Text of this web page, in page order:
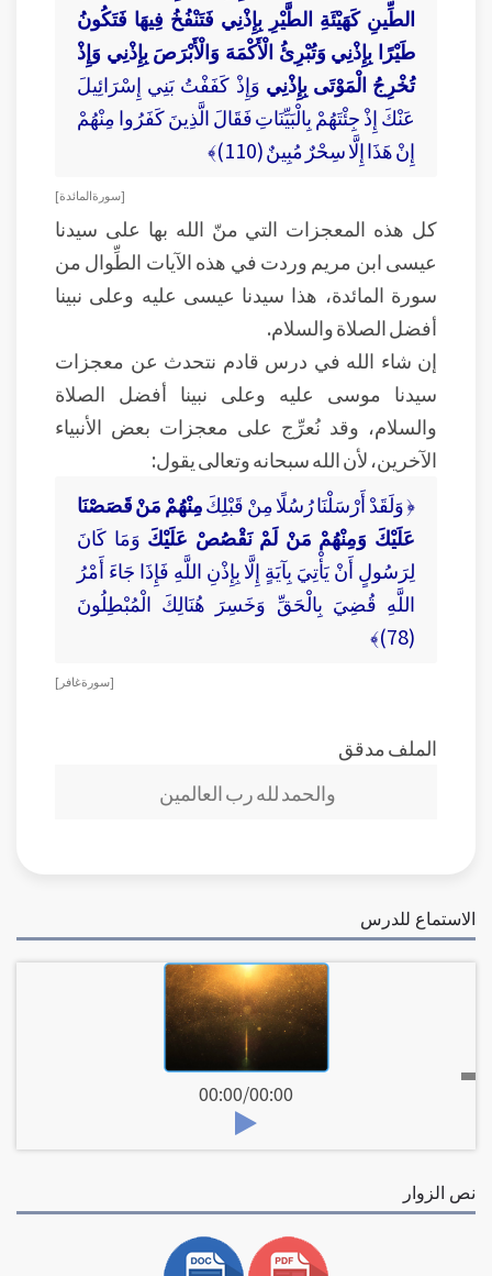
الطِّينِ كَهَيْئَةِ الطَّيْرِ بِإِذْنِي فَتَنْفُخُ فِيهَا فَتَكُونُ
طَيْرًا بِإِذْنِي وَتُبْرِئُ الْأَكْمَهَ وَالْأَبْرَصَ بِإِذْنِي وَإِذْ
تُخْرِجُ الْمَوْتَى بِإِذْنِي وَإِذْ كَفَفْتُ بَنِي إِسْرَائِيلَ
عَنْكَ إِذْ جِئْتَهُمْ بِالْبَيِّنَاتِ فَقَالَ الَّذِينَ كَفَرُوا مِنْهُمْ
إِنْ هَذَا إِلَّا سِحْرٌ مُبِينٌ (110)﴾
[ سورة المائدة ]
كل هذه المعجزات التي منّ الله بها على سيدنا
عيسى ابن مريم وردت في هذه الآيات الطِّوال من
سورة المائدة، هذا سيدنا عيسى عليه وعلى نبينا
أفضل الصلاة والسلام.
إن شاء الله في درس قادم نتحدث عن معجزات
سيدنا موسى عليه وعلى نبينا أفضل الصلاة
والسلام، وقد نُعرِّج على معجزات بعض الأنبياء
الآخرين، لأن الله سبحانه وتعالى يقول:
﴿ وَلَقَدْ أَرْسَلْنَا رُسُلًا مِنْ قَبْلِكَمِنْهُمْ مَنْ قَصَصْنَا
عَلَيْكَ وَمِنْهُمْ مَنْ لَمْ نَقْصُصْ عَلَيْكَ وَمَا كَانَ
لِرَسُولٍ أَنْ يَأْتِيَ بِآيَةٍ إِلَّا بِإِذْنِ اللَّهِ فَإِذَا جَاءَ أَمْرُ
اللَّهِ قُضِيَ بِالْحَقِّ وَخَسِرَ هُنَالِكَ الْمُبْطِلُونَ
(78)﴾
[ سورة غافر ]
الملف مدقق
والحمد لله رب العالمين
الاستماع للدرس
00:00/00:00
نص الزوار